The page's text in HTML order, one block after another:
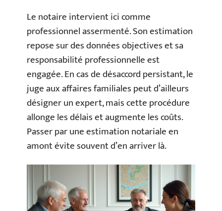
Le notaire intervient ici comme
professionnel assermenté. Son estimation
repose sur des données objectives et sa
responsabilité professionnelle est
engagée. En cas de désaccord persistant, le
juge aux affaires familiales peut d’ailleurs
désigner un expert, mais cette procédure
allonge les délais et augmente les coûts.
Passer par une estimation notariale en
amont évite souvent d’en arriver là.